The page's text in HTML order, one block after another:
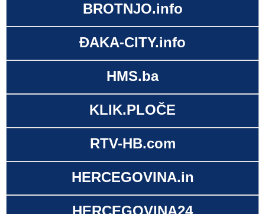
BROTNJO.info
ĐAKA-CITY.info
HMS.ba
KLIK.PLOČE
RTV-HB.com
HERCEGOVINA.in